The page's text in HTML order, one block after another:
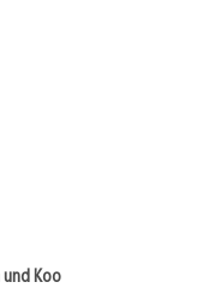
Koo